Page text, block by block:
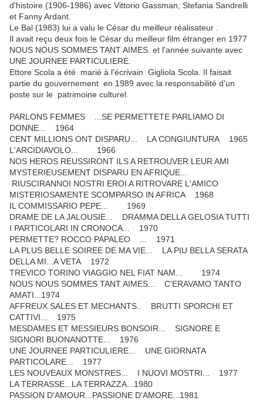
d'histoire (1906-1986) avec Vittorio Gassman, Stefania Sandrelli
et Fanny Ardant.
Le Bal (1983) lui a valu le César du meilleur réalisateur
Il avait reçu deux fois le César du meilleur film étranger en 1977
NOUS NOUS SOMMES TANT AIMES. et l'année suivante avec
UNE JOURNEE PARTICULIERE
Ettore Scola a été marié à l'écrivain Gigliola Scola. Il faisait
partie du gouvernement en 1989 avec la responsabilité d'un
poste sur le patrimoine culturel.
PARLONS FEMMES ...SE PERMETTETE PARLIAMO DI
DONNE... 1964
CENT MILLIONS ONT DISPARU... LA CONGIUNTURA 1965
L'ARCIDIAVOLO... 1966
NOS HEROS REUSSIRONT ILS A RETROUVER LEUR AMI
MYSTERIEUSEMENT DISPARU EN AFRIQUE...
RIUSCIRANNOI NOSTRI EROI A RITROVARE L'AMICO
MISTERIOSAMENTE SCOMPARSO IN AFRICA 1968
IL COMMISSARIO PEPE... 1969
DRAME DE LA JALOUSIE... DRAMMA DELLA GELOSIA TUTTI
I PARTICOLARI IN CRONOCA... 1970
PERMETTE? ROCCO PAPALEO ... 1971
LA PLUS BELLE SOIREE DE MA VIE... LA PIU BELLA SERATA
DELLA MI...A VETA 1972
TREVICO TORINO VIAGGIO NEL FIAT NAM... 1974
NOUS NOUS SOMMES TANT AIMES... C'ERAVAMO TANTO
AMATI...1974
AFFREUX SALES ET MECHANTS.. BRUTTI SPORCHI ET
CATTIVI... 1975
MESDAMES ET MESSIEURS BONSOIR... SIGNORE E
SIGNORI BUONANOTTE... 1976
UNE JOURNEE PARTICULIERE... UNE GIORNATA
PARTICOLARE... 1977
LES NOUVEAUX MONSTRES... I NUOVI MOSTRI... 1977
LA TERRASSE...LA TERRAZZA...1980
PASSION D'AMOUR...PASSIONE D'AMORE...1981